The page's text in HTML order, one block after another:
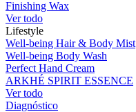
Finishing Wax
Ver todo
Lifestyle
Well-being Hair & Body Mist
Well-being Body Wash
Perfect Hand Cream
ARKHÉ SPIRIT ESSENCE
Ver todo
Diagnóstico